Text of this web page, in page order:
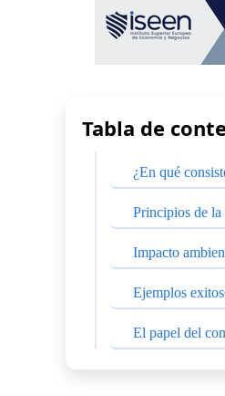
Tabla de
¿En qué
Principios de la
Impacto
Ejemplos
El papel del